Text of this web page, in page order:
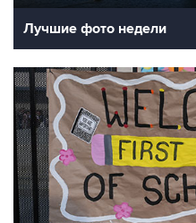
Лучшие фото недели